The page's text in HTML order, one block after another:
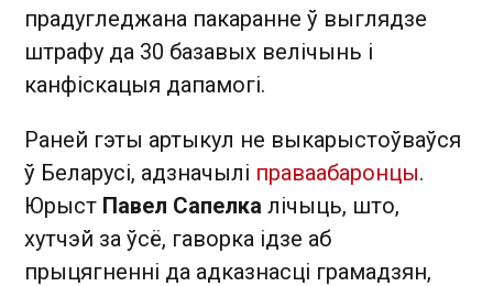
прадугледжана пакаранне ў выглядзе
штрафу да 30 базавых велічынь і
канфіскацыя дапамогі.
Раней гэты артыкул не выкарыстоўваўся
ў Беларусі, адзначылі праваабаронцы.
Юрыст Павел Сапелка лічыць, што,
хутчэй за ўсё, гаворка ідзе аб
прыцягненні да адказнасці грамадзян,